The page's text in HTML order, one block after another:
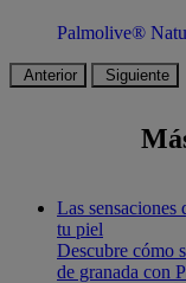
Palmolive®
Anterior Siguiente
Las sensaciones
tu piel
Descubre cómo
de granada con